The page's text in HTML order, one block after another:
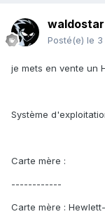
waldostar
Posté(e) le 3
je mets en vente un
Système
Carte mère :
------------
Carte mère :